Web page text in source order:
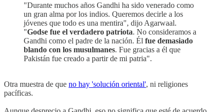
"Durante muchos años Gandhi ha sido venerado como
un gran alma por los indios. Queremos decirle a los
jóvenes que todo es una mentira", dijo Agarwaal.
"Godse fue el verdadero patriota. No consideramos a
Gandhi como el padre de la nación. Él fue demasiado
blando con los musulmanes. Fue gracias a él que
Pakistán fue creado a partir de mi patria".
Otra muestra de que no hay 'solución oriental', ni religiones
pacíficas.